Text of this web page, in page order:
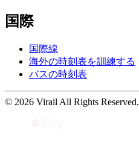
国際
国際線
海外の時刻表を訓練する
バスの時刻表
© 2026 Virail All Rights Reserved.